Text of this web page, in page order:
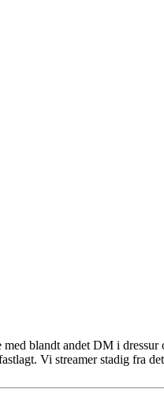
blandt andet DM i
Vi streamer stadig fra